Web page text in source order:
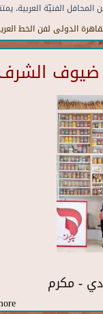
المحافلالفنيّةالعربية.
الدولى لفن الخط
الشرف
- مكرم